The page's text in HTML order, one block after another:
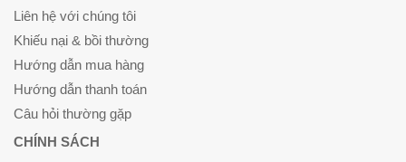
Liên hệ với chúng tôi
Khiếu nại & bồi thường
Hướng dẫn mua hàng
Hướng dẫn thanh toán
Câu hỏi thường gặp
CHÍNH SÁCH